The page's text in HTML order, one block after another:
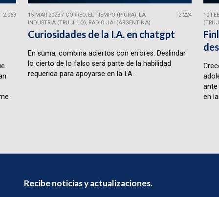
2.069 15 MAR 2023/ CORREO, EL TIEMPO (PIURA), LA
INDUSTRIA (TRUJILLO), RADIO JAI (ARGENTINA)
2.224
Curiosidades de la I.A. en chatgpt
En suma, combina aciertos con errores. Deslindar
lo cierto de lo falso será parte de la habilidad
requerida para apoyarse en la I.A.
10
en
Recibe noticias y actualizaciones.